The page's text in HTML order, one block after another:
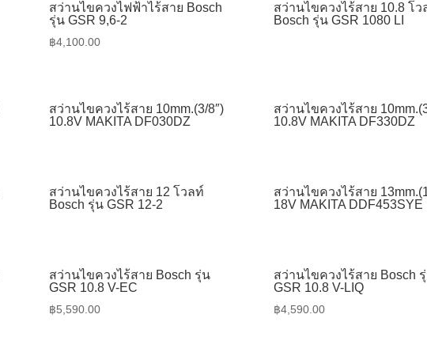
สว่านไขควงไฟฟ้าไร้สาย Bosch
รุ่น GSR 9,6-2
฿4,100.00
สว่านไขควงไร้สาย 10.8 โว
Bosch รุ่น GSR 1080 LI
สว่านไขควงไร้สาย 10mm.(3/8″)
10.8V MAKITA DF030DZ
สว่านไขควงไร้สาย
10.8V MAKITA DF330DZ
สว่านไขควงไร้สาย 12 โวลท์
Bosch รุ่น GSR 12-2
สว่านไขควงไร้สาย
18V MAKITA DDF453SYE
สว่านไขควงไร้สาย Bosch รุ่น
GSR 10.8 V-EC
฿5,590.00
สว่านไขควงไร้สาย Bosch
GSR 10.8 V-LIQ
฿4,590.00